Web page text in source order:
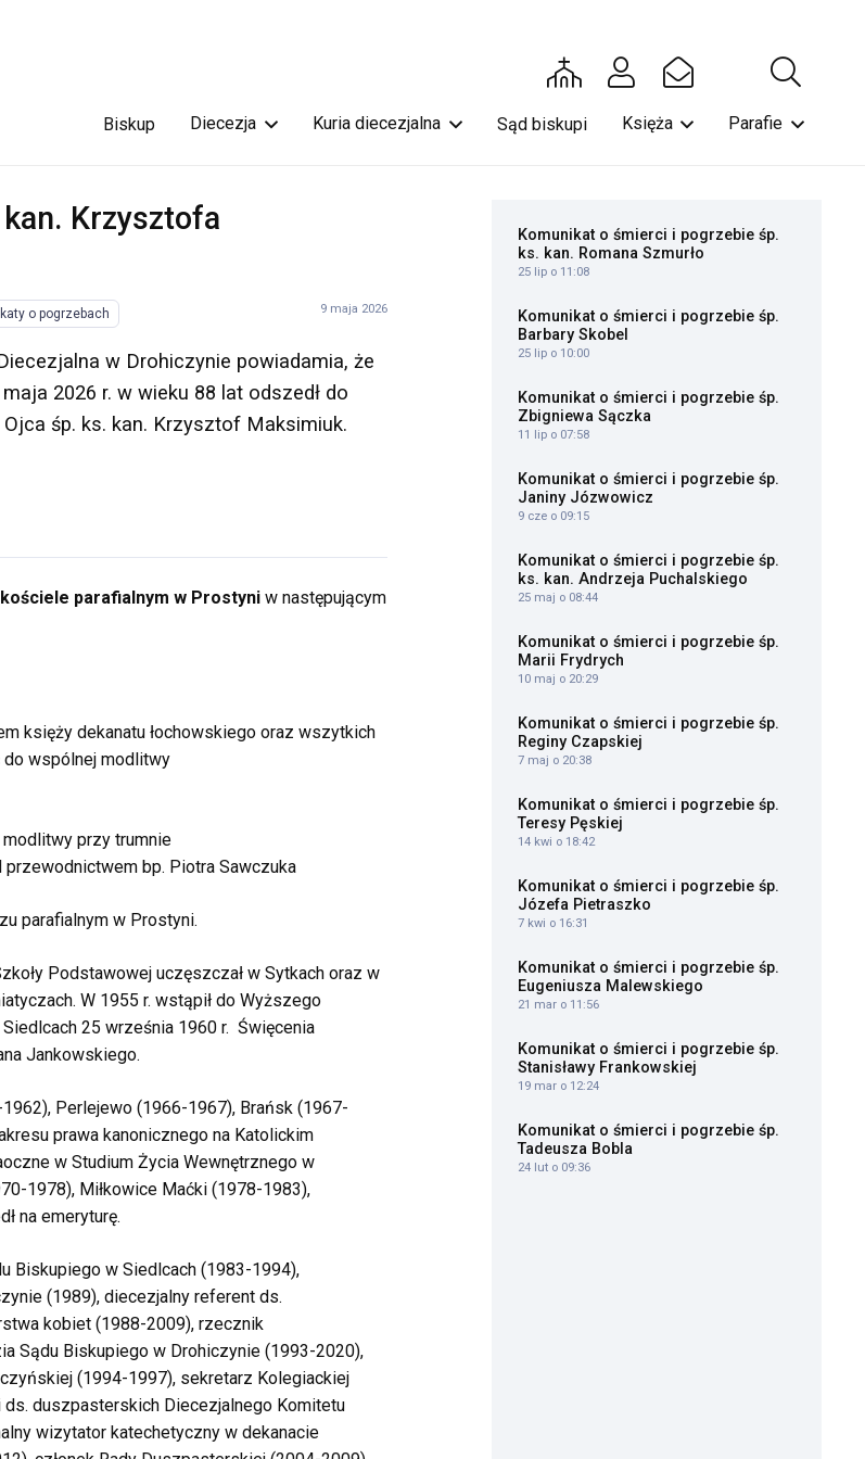
Biskup Diecezja Kuria diecezjalna Sąd biskupi Księża Parafie
Krzysztofa
o pogrzebach 9 maja 2026
w Drohiczynie powiadamia, że
2026 r. w wieku 88 lat odszedł do
Ojca śp. ks. kan. Krzysztof Maksimiuk.
parafialnym w Prostyni w następującym
księży dekanatu łochowskiego oraz wszytkich
do wspólnej modlitwy
przy trumnie
bp. Piotra Sawczuka
parafialnym w Prostyni.
Podstawowej uczęszczał w Sytkach oraz w
W 1955 r. wstąpił do Wyższego
25 września 1960 r. Święcenia
Jankowskiego.
Perlejewo (1966-1967), Brańsk (1967-
prawa kanonicznego na Katolickim
w Studium Życia Wewnętrznego w
1978), Miłkowice Maćki (1978-1983),
na emeryturę.
Biskupiego w Siedlcach (1983-1994),
(1989), diecezjalny referent ds.
kobiet (1988-2009), rzecznik
Sądu Biskupiego w Drohiczynie (1993-2020),
(1994-1997), sekretarz Kolegiackiej
duszpasterskich Diecezjalnego Komitetu
wizytator katechetyczny w dekanacie
Komunikat o śmierci i pogrzebie śp.
ks. kan. Romana Szmurło
25 lip o 11:08
Komunikat o śmierci i pogrzebie śp.
Barbary Skobel
25 lip o 10:00
Komunikat o śmierci i pogrzebie śp.
Zbigniewa Sączka
11 lip o 07:58
Komunikat o śmierci i pogrzebie śp.
Janiny Józwowicz
9 cze o 09:15
Komunikat o śmierci i pogrzebie śp.
ks. kan. Andrzeja Puchalskiego
25 maj o 08:44
Komunikat o śmierci i pogrzebie śp.
Marii Frydrych
10 maj o 20:29
Komunikat o śmierci i pogrzebie śp.
Reginy Czapskiej
7 maj o 20:38
Komunikat o śmierci i pogrzebie śp.
Teresy Pęskiej
14 kwi o 18:42
Komunikat o śmierci i pogrzebie śp.
Józefa Pietraszko
7 kwi o 16:31
Komunikat o śmierci i pogrzebie śp.
Eugeniusza Malewskiego
21 mar o 11:56
Komunikat o śmierci i pogrzebie śp.
Stanisławy Frankowskiej
19 mar o 12:24
Komunikat o śmierci i pogrzebie śp.
Tadeusza Bobla
24 lut o 09:36